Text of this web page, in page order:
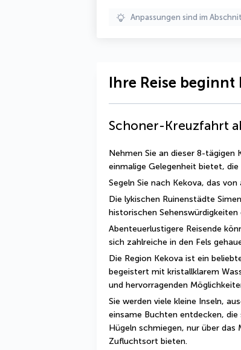
Anpassungen sind im
Ihre Reise beginnt
Schoner-Kreuzfahrt
Nehmen Sie an dieser 8-tägigen
einmalige Gelegenheit bietet,
Segeln Sie nach Kekova, das
Die lykischen Ruinenstädte
historischen Sehenswürdigkeiten
Abenteuerlustigere Reisende
sich zahlreiche in den Fels
Die Region Kekova ist ein
begeistert mit kristallklarem
und hervorragenden
Sie werden viele kleine Inseln,
einsame Buchten entdecken,
Hügeln schmiegen, nur über das
Zufluchtsort bieten.